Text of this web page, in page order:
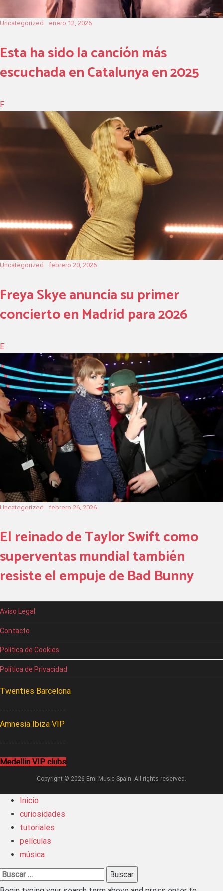
Uncategorized enero 12, 2026
Esta ha sido la canción más
escuchada en Catalunya en 2025
F
Uncategorized febrero 20, 2026
Freya Skye anuncia su primer
concierto en Madrid para 2026
E
Uncategorized febrero 26, 2026
El reinado de Taylor Swift como
superventas mundial también
resiste el empuje de Bad Bunny
Aviso Legal
Contacto
Política de Cookies
Política de Privacidad
Twenties Barcelona
----------------------
Amnesia Ibiza VIP
----------------------
Medellin VIP clubs
Copyright © 2026 Emi Music Spain. All rights reserved.
Inicio
curiosidades
tutoriales
películas
música
Buscar: